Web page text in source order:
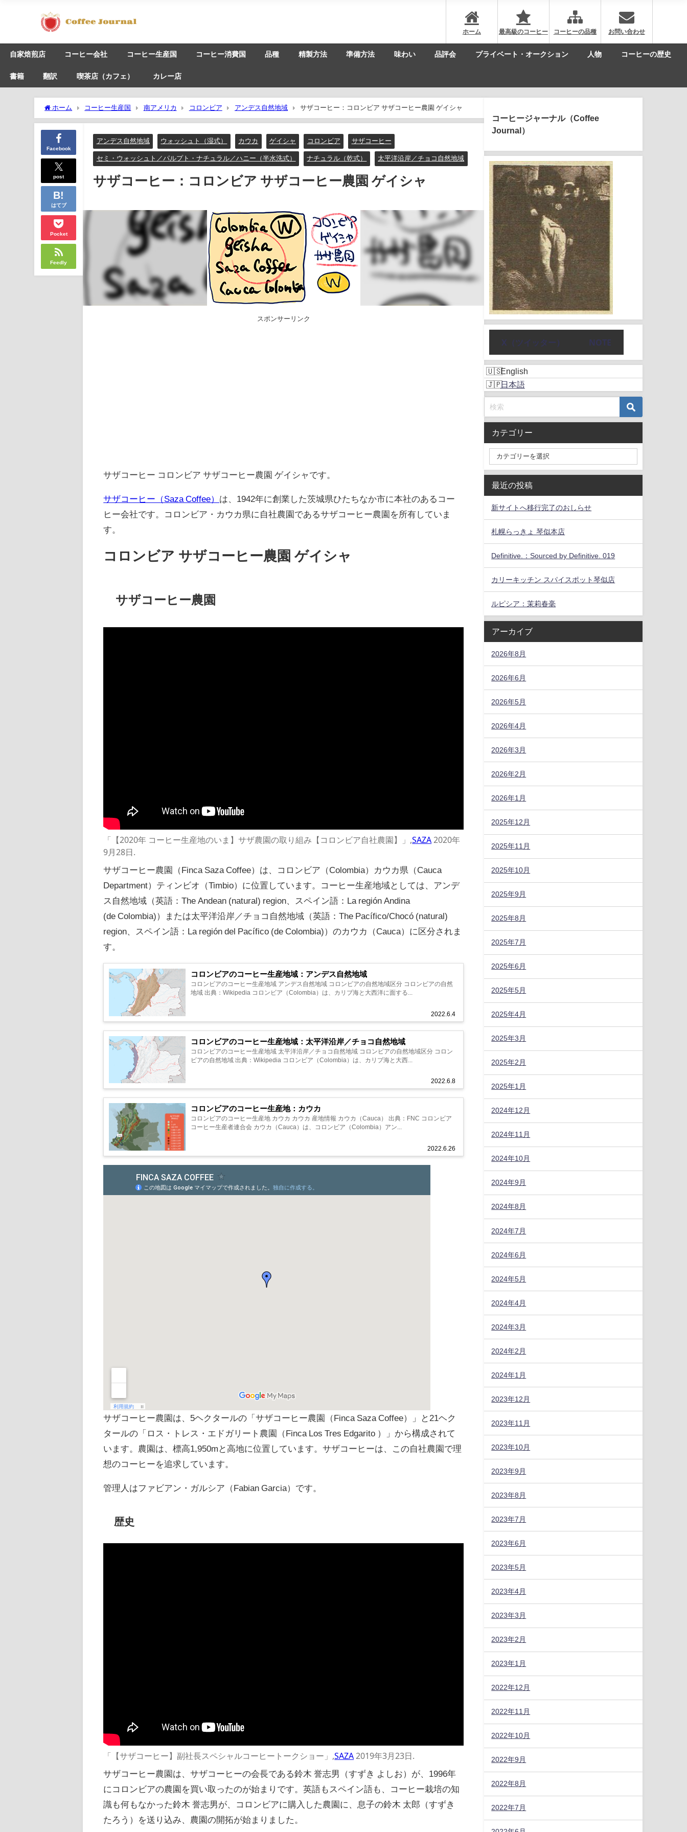
ホーム 最高級のコーヒー コーヒーの品種 お問い合わせ
自家焙煎店 コーヒー会社 コーヒー生産国 コーヒー消費国 品種 精製方法 準備方法 味わい 品評会 プライベート・オークション 人物 コーヒーの歴史
書籍 翻訳 喫茶店（カフェ） カレー店
ホーム コーヒー生産国 南アメリカ コロンビア アンデス自然地域 サザコーヒー：コロンビア サザコーヒー農園 ゲイシャ
Facebook
post
はてブ
Pocket
Feedly
アンデス自然地域 ウォッシュト（湿式） カウカ ゲイシャ コロンビア サザコーヒー
セミ・ウォッシュト／パルプト・ナチュラル／ハニー（半水洗式） ナチュラル（乾式） 太平洋沿岸／チョコ自然地域
サザコーヒー：コロンビア サザコーヒー農園 ゲイシャ
スポンサーリンク
サザコーヒー コロンビア サザコーヒー農園 ゲイシャです。
サザコーヒー（Saza Coffee） は、1942年に創業した茨城県ひたちなか市に本社のあるコー
ヒー会社です。コロンビア・カウカ県に自社農園であるサザコーヒー農園を所有していま
す。
コロンビア サザコーヒー農園 ゲイシャ
サザコーヒー農園
「【2020年 コーヒー生産地のいま】サザ農園の取り組み【コロンビア自社農園】」,SAZA2020年
9月28日.
サザコーヒー農園（Finca Saza Coffee）は、コロンビア（Colombia）カウカ県（Cauca
Department）ティンビオ（Timbio）に位置しています。コーヒー生産地域としては、アンデ
ス自然地域（英語：The Andean (natural) region、スペイン語：La región Andina​​​
(de Colombia)）または太平洋沿岸／チョコ自然地域（英語：The Pacífico/Chocó (natural)
region、スペイン語：La región del Pacífico​​​ (de Colombia)）のカウカ（Cauca）に区分されま
す。
コロンビアのコーヒー生産地域：アンデス自然地域
2022.6.4
コロンビアのコーヒー生産地域 アンデス自然地域 コロンビアの自然地域区分 コロンビアの自然
地域 出典：Wikipedia コロンビア（Colombia）は、カリブ海と大西洋に面する...
コロンビアのコーヒー生産地域：太平洋沿岸／チョコ自然地域
2022.6.8
コロンビアのコーヒー生産地域 太平洋沿岸／チョコ自然地域 コロンビアの自然地域区分 コロン
ビアの自然地域 出典：Wikipedia コロンビア（Colombia）は、カリブ海と大西...
コロンビアのコーヒー生産地：カウカ
2022.6.26
コロンビアのコーヒー生産地 カウカ カウカ 産地情報 カウカ（Cauca） 出典：FNC コロンビア
コーヒー生産者連合会 カウカ（Cauca）は、コロンビア（Colombia）アン...
サザコーヒー農園は、5ヘクタールの「サザコーヒー農園（Finca Saza Coffee）」と21ヘク
タールの「ロス・トレス・エドガリート農園（Finca Los Tres Edgarito ）」から構成されて
います。農園は、標高1,950mと高地に位置しています。サザコーヒーは、この自社農園で理
想のコーヒーを追求しています。
管理人はファビアン・ガルシア（Fabian Garcia）です。
歴史
「【サザコーヒー】副社長スペシャルコーヒートークショー」,SAZA2019年3月23日.
サザコーヒー農園は、サザコーヒーの会長である鈴木 誉志男（すずき よしお）が、1996年
にコロンビアの農園を買い取ったのが始まりです。英語もスペイン語も、コーヒー栽培の知
識も何もなかった鈴木 誉志男が、コロンビアに購入した農園に、息子の鈴木 太郎（すずき
たろう）を送り込み、農園の開拓が始まりました。
コーヒージャーナル（Coffee
Journal）
X（ツイッター） NOTE
English
日本語
カテゴリー
最近の投稿
新サイトへ移行完了のおしらせ
札幌らっきょ 琴似本店
Definitive.：Sourced by Definitive. 019
カリーキッチン スパイスポット琴似店
ルピシア：茉莉春毫
アーカイブ
2026年8月
2026年6月
2026年5月
2026年4月
2026年3月
2026年2月
2026年1月
2025年12月
2025年11月
2025年10月
2025年9月
2025年8月
2025年7月
2025年6月
2025年5月
2025年4月
2025年3月
2025年2月
2025年1月
2024年12月
2024年11月
2024年10月
2024年9月
2024年8月
2024年7月
2024年6月
2024年5月
2024年4月
2024年3月
2024年2月
2024年1月
2023年12月
2023年11月
2023年10月
2023年9月
2023年8月
2023年7月
2023年6月
2023年5月
2023年4月
2023年3月
2023年2月
2023年1月
2022年12月
2022年11月
2022年10月
2022年9月
2022年8月
2022年7月